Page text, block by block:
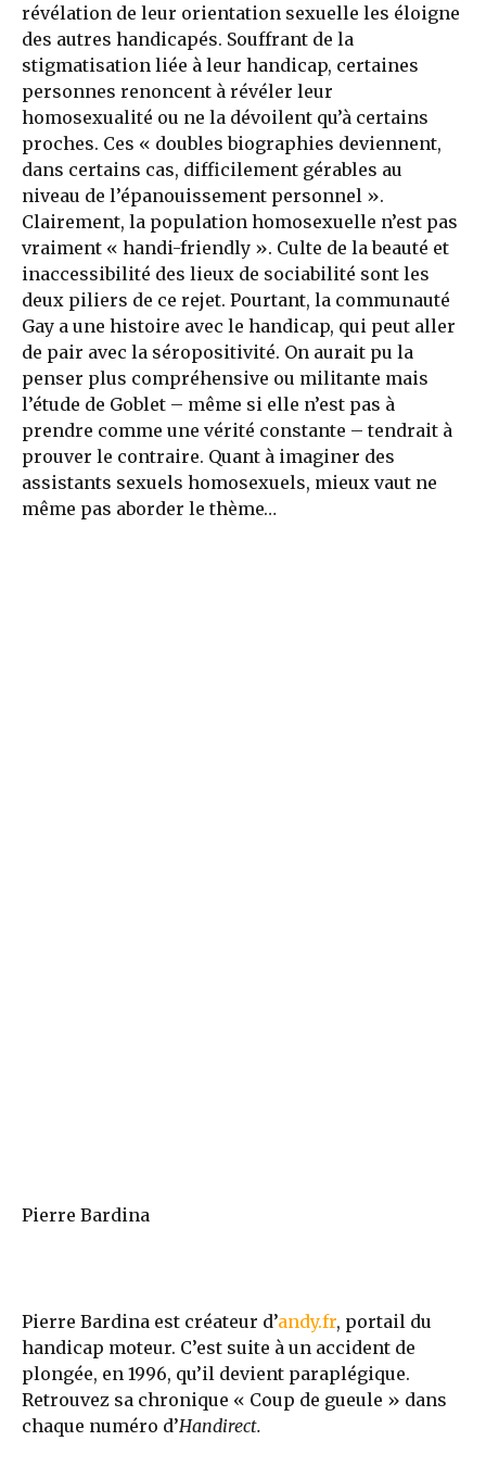
révélation de leur orientation sexuelle les éloigne
des autres handicapés. Souffrant de la
stigmatisation liée à leur handicap, certaines
personnes renoncent à révéler leur
homosexualité ou ne la dévoilent qu’à certains
proches. Ces « doubles biographies deviennent,
dans certains cas, difficilement gérables au
niveau de l’épanouissement personnel ».
Clairement, la population homosexuelle n’est pas
vraiment « handi-friendly ». Culte de la beauté et
inaccessibilité des lieux de sociabilité sont les
deux piliers de ce rejet. Pourtant, la communauté
Gay a une histoire avec le handicap, qui peut aller
de pair avec la séropositivité. On aurait pu la
penser plus compréhensive ou militante mais
l’étude de Goblet – même si elle n’est pas à
prendre comme une vérité constante – tendrait à
prouver le contraire. Quant à imaginer des
assistants sexuels homosexuels, mieux vaut ne
même pas aborder le thème…
Pierre Bardina
Pierre Bardina est créateur d’andy.fr, portail du
handicap moteur. C’est suite à un accident de
plongée, en 1996, qu’il devient paraplégique.
Retrouvez sa chronique « Coup de gueule » dans
chaque numéro d’Handirect.